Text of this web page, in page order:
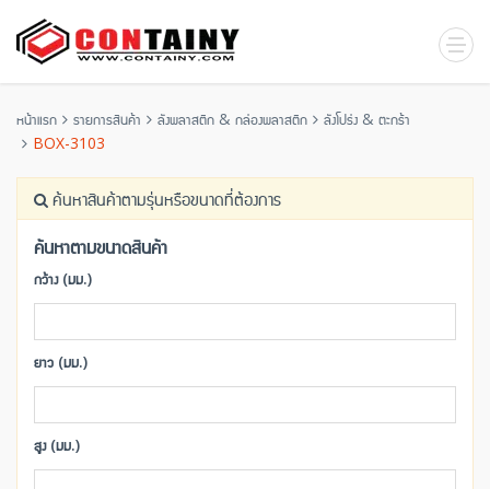
หน้าแรก รายการสินค้า ลังพลาสติก & กล่องพลาสติก
ลังโปร่ง & ตะกร้า
BOX-3103
ค้นหาสินค้าตามรุ่นหรือขนาดที่ต้องการ
ค้นหาตามขนาดสินค้า
กว้าง (มม.)
ยาว (มม.)
สูง (มม.)